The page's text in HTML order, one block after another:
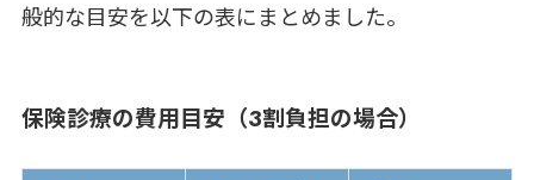
般的な目安を以下の表にまとめました。
保険診療の費用目安（3割負担の場合）